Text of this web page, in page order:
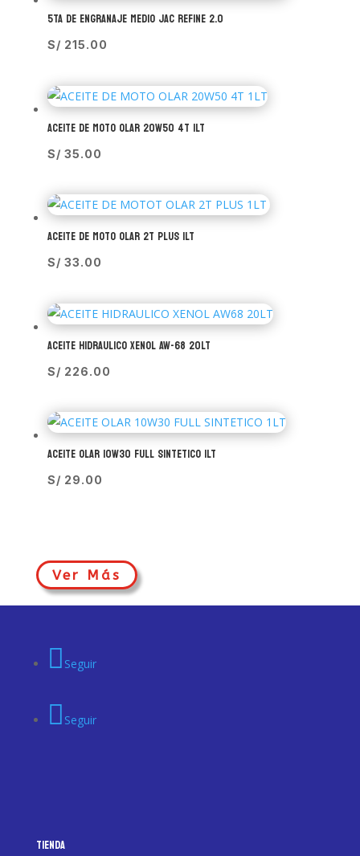
5TA DE ENGRANAJE MEDIO JAC REFINE 2.0
S/ 215.00
ACEITE DE MOTO OLAR 20W50 4T 1LT
S/ 35.00
ACEITE DE MOTO OLAR 2T PLUS 1LT
S/ 33.00
ACEITE HIDRAULICO XENOL AW-68 20LT
S/ 226.00
ACEITE OLAR 10W30 FULL SINTETICO 1LT
S/ 29.00
Ver Más
Seguir
Seguir
Tienda